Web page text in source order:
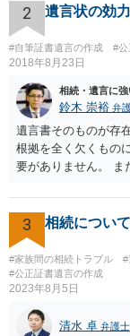
ースが多いと思い
律の基準はありません
2 遺言状の効
#自筆証書遺言の作成 #公
2018年8月23日
相続・遺言に
鈴木 崇裕 弁
遺言書そのものが存
根拠を全く欠くもの
要がありません。 ま
ご回答にもあります
方に対して， ・相
と ・今後一切の連
ようであれば警察へ
書面を発送してもら
3 相続につい
#家族間の相続トラブル #
#公正証書遺言の作成
2023年8月5日
清水 卓 弁護士